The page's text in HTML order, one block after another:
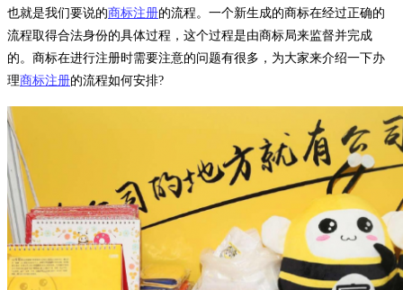
也就是我们要说的商标注册的流程。一个新生成的商标在经过正确的
流程取得合法身份的具体过程，这个过程是由商标局来监督并完成
的。商标在进行注册时需要注意的问题有很多，为大家来介绍一下办
理商标注册的流程如何安排?